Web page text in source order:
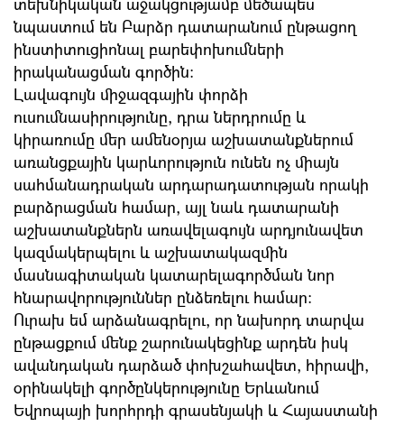
նպաստում են Բարձր դատարանում ընթացող
ինստիտուցիոնալ բարեփոխումների
իրականացման գործին։
Լավագույն միջազգային փորձի
ուսումնասիրությունը, դրա ներդրումը և
կիրառումը մեր ամենօրյա աշխատանքներում
առանցքային կարևորություն ունեն ոչ միայն
սահմանադրական արդարադատության որակի
բարձրացման համար, այլ նաև դատարանի
աշխատանքներն առավելագույն արդյունավետ
կազմակերպելու և աշխատակազմին
մասնագիտական կատարելագործման նոր
հնարավորություններ ընձեռելու համար։
Ուրախ եմ արձանագրելու, որ նախորդ տարվա
ընթացքում մենք շարունակեցինք արդեն իսկ
ավանդական դարձած փոխշահավետ, հիրավի,
օրինակելի գործընկերությունը Երևանում
Եվրոպայի խորհրդի գրասենյակի և Հայաստանի